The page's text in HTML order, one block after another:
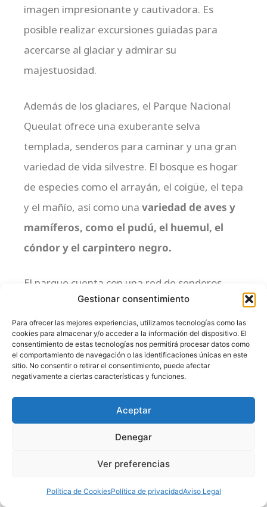
Gestionar consentimiento
Para ofrecer las mejores experiencias, utilizamos tecnologías como las
cookies para almacenar y/o acceder a la información del dispositivo. El
consentimiento de estas tecnologías nos permitirá procesar datos como
el comportamiento de navegación o las identificaciones únicas en este
sitio. No consentir o retirar el consentimiento, puede afectar
negativamente a ciertas características y funciones.
Aceptar
Denegar
Ver preferencias
Política de CookiesPolítica de privacidadAviso Legal
imagen impresionante y cautivadora. Es
posible realizar excursiones guiadas para
acercarse al glaciar y admirar su
majestuosidad.
Además de los glaciares, el Parque Nacional
Queulat ofrece una exuberante selva
templada, senderos para caminar y una gran
variedad de vida silvestre. El bosque es hogar
de especies como el arrayán, el coigüe, el tepa
y el mañío, así como una variedad de aves y
mamíferos, como el pudú, el huemul, el
cóndor y el carpintero negro.
El parque cuenta con una red de senderos
bien mantenidos que permiten a los visitantes
explorar sus maravillas naturales. Uno de los
senderos más populares es elSendero
Ventisquero Colgante, que conduce hasta
un mirador desde donde se puede apreciar
Otro sendero destacado es el
Sendero Los Carpinteros,que ofrece una
caminata a través del bosque lluvioso y la
posibilidad de observar aves.